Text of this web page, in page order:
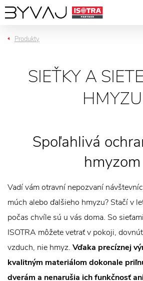
Produkty
SIEŤKY A
HMYZU
Spoľahlivá
hmyzom
Vadí vám otravní nepozvaní
múch alebo ďalšieho hmyzu? Stačí v
počas chvíle sú u vás doma. So
ISOTRA môžete vetrať v pokoji,
vzduch, nie hmyz. Vďaka precíznej
kvalitným materiálom dokonale
dverám a nenarušia ich funkčnosť